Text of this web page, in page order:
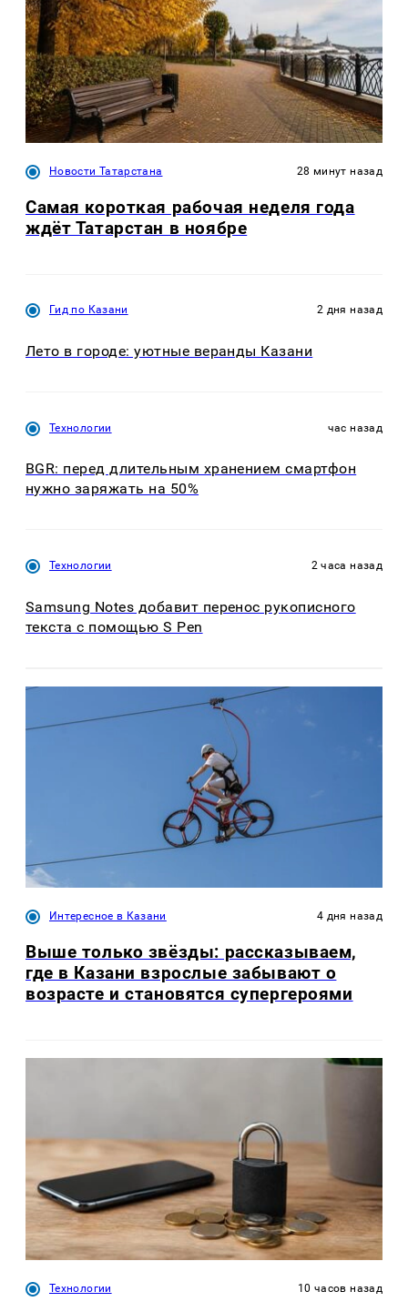
Новости Татарстана 28 минут назад
Самая короткая рабочая неделя года
ждёт Татарстан в ноябре
Гид по Казани 2 дня назад
Лето в городе: уютные веранды Казани
Технологии час назад
BGR: перед длительным хранением смартфон
нужно заряжать на 50%
Технологии 2 часа назад
Samsung Notes добавит перенос рукописного
текста с помощью S Pen
Интересное в Казани 4 дня назад
Выше только звёзды: рассказываем,
где в Казани взрослые забывают о
возрасте и становятся супергероями
Технологии 10 часов назад